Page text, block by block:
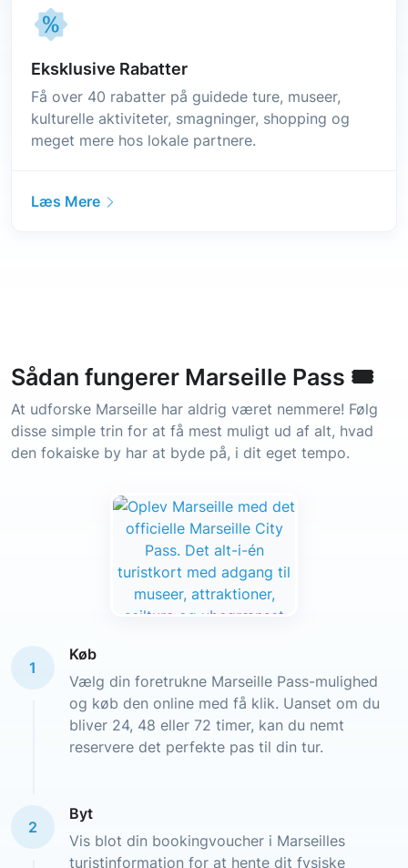
Eksklusive Rabatter
Få over 40 rabatter på guidede ture, museer,
kulturelle aktiviteter, smagninger, shopping og
meget mere hos lokale partnere.
Læs Mere
Sådan fungerer Marseille Pass 🎟️
At udforske Marseille har aldrig været nemmere! Følg
disse simple trin for at få mest muligt ud af alt, hvad
den fokaiske by har at byde på, i dit eget tempo.
1
Køb
Vælg din foretrukne Marseille Pass-mulighed
og køb den online med få klik. Uanset om du
bliver 24, 48 eller 72 timer, kan du nemt
reservere det perfekte pas til din tur.
2
Byt
Vis blot din bookingvoucher i Marseilles
turistinformation for at hente dit fysiske